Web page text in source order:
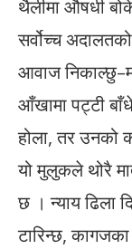
थैलीमा औषधी
सर्वोच्च
आवाज
आँखामा पट्टी
होला, तर उनको
यो मुलुकले थोरै
छ । न्याय ढिला
टारिन्छ, कागजका